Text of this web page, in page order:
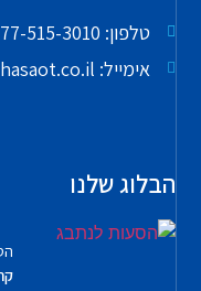
טלפון: 077-515-3010
אימייל: misrad@erezhasaot.co.il
הבלוג שלנו